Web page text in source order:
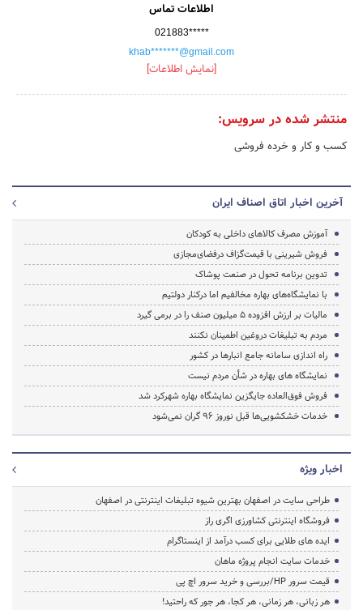
اطلاعات تماس
021883*****
khab*******@gmail.com
[نمایش اطلاعات]
منتشر شده در سرویس:
کسب و کار و خرده فروشی
آخرین اخبار اتاق اصناف ایران
آموزش مصرف کالاهای داخلی به کودکان
فروش شیرینی با قیمت‌گزاف درفضای‌مجازی
تدوین برنامه تحول در صنعت پوشاک
با نمایشگاه‌های بهاره مخالفیم اما درکنار دولتیم
مالیات بر ارزش افزوده ۵ میلیون صنف را در برمی گیرد
مردم به تبلیغات دروغین اطمینان نکنند
راه اندازی سامانه جامع انبارها در کشور
نمایشگاه های بهاره در شأن مردم نیست
فروش فوق‌العاده جایگزین نمایشگاه‌ بهاره شهرکرد شد
خدمات خشکشویی‌ها قبل نوروز ۹۶ گران نمی‌شود
اخبار ویژه
طراحی سایت در اصفهان بهترین شیوه تبلیغات اینترنتی در اصفهان
فروشگاه اینترنتی کشاورزی اگری راز
ایده های طلایی برای کسب درآمد از اینستاگرام
خدمات سایت انجام پروژه ماهان
قیمت سرور HP/بررسی و خرید سرور اچ پی
هر زبانی، هر زمانی، هر کجا، هر جور که راحتید!